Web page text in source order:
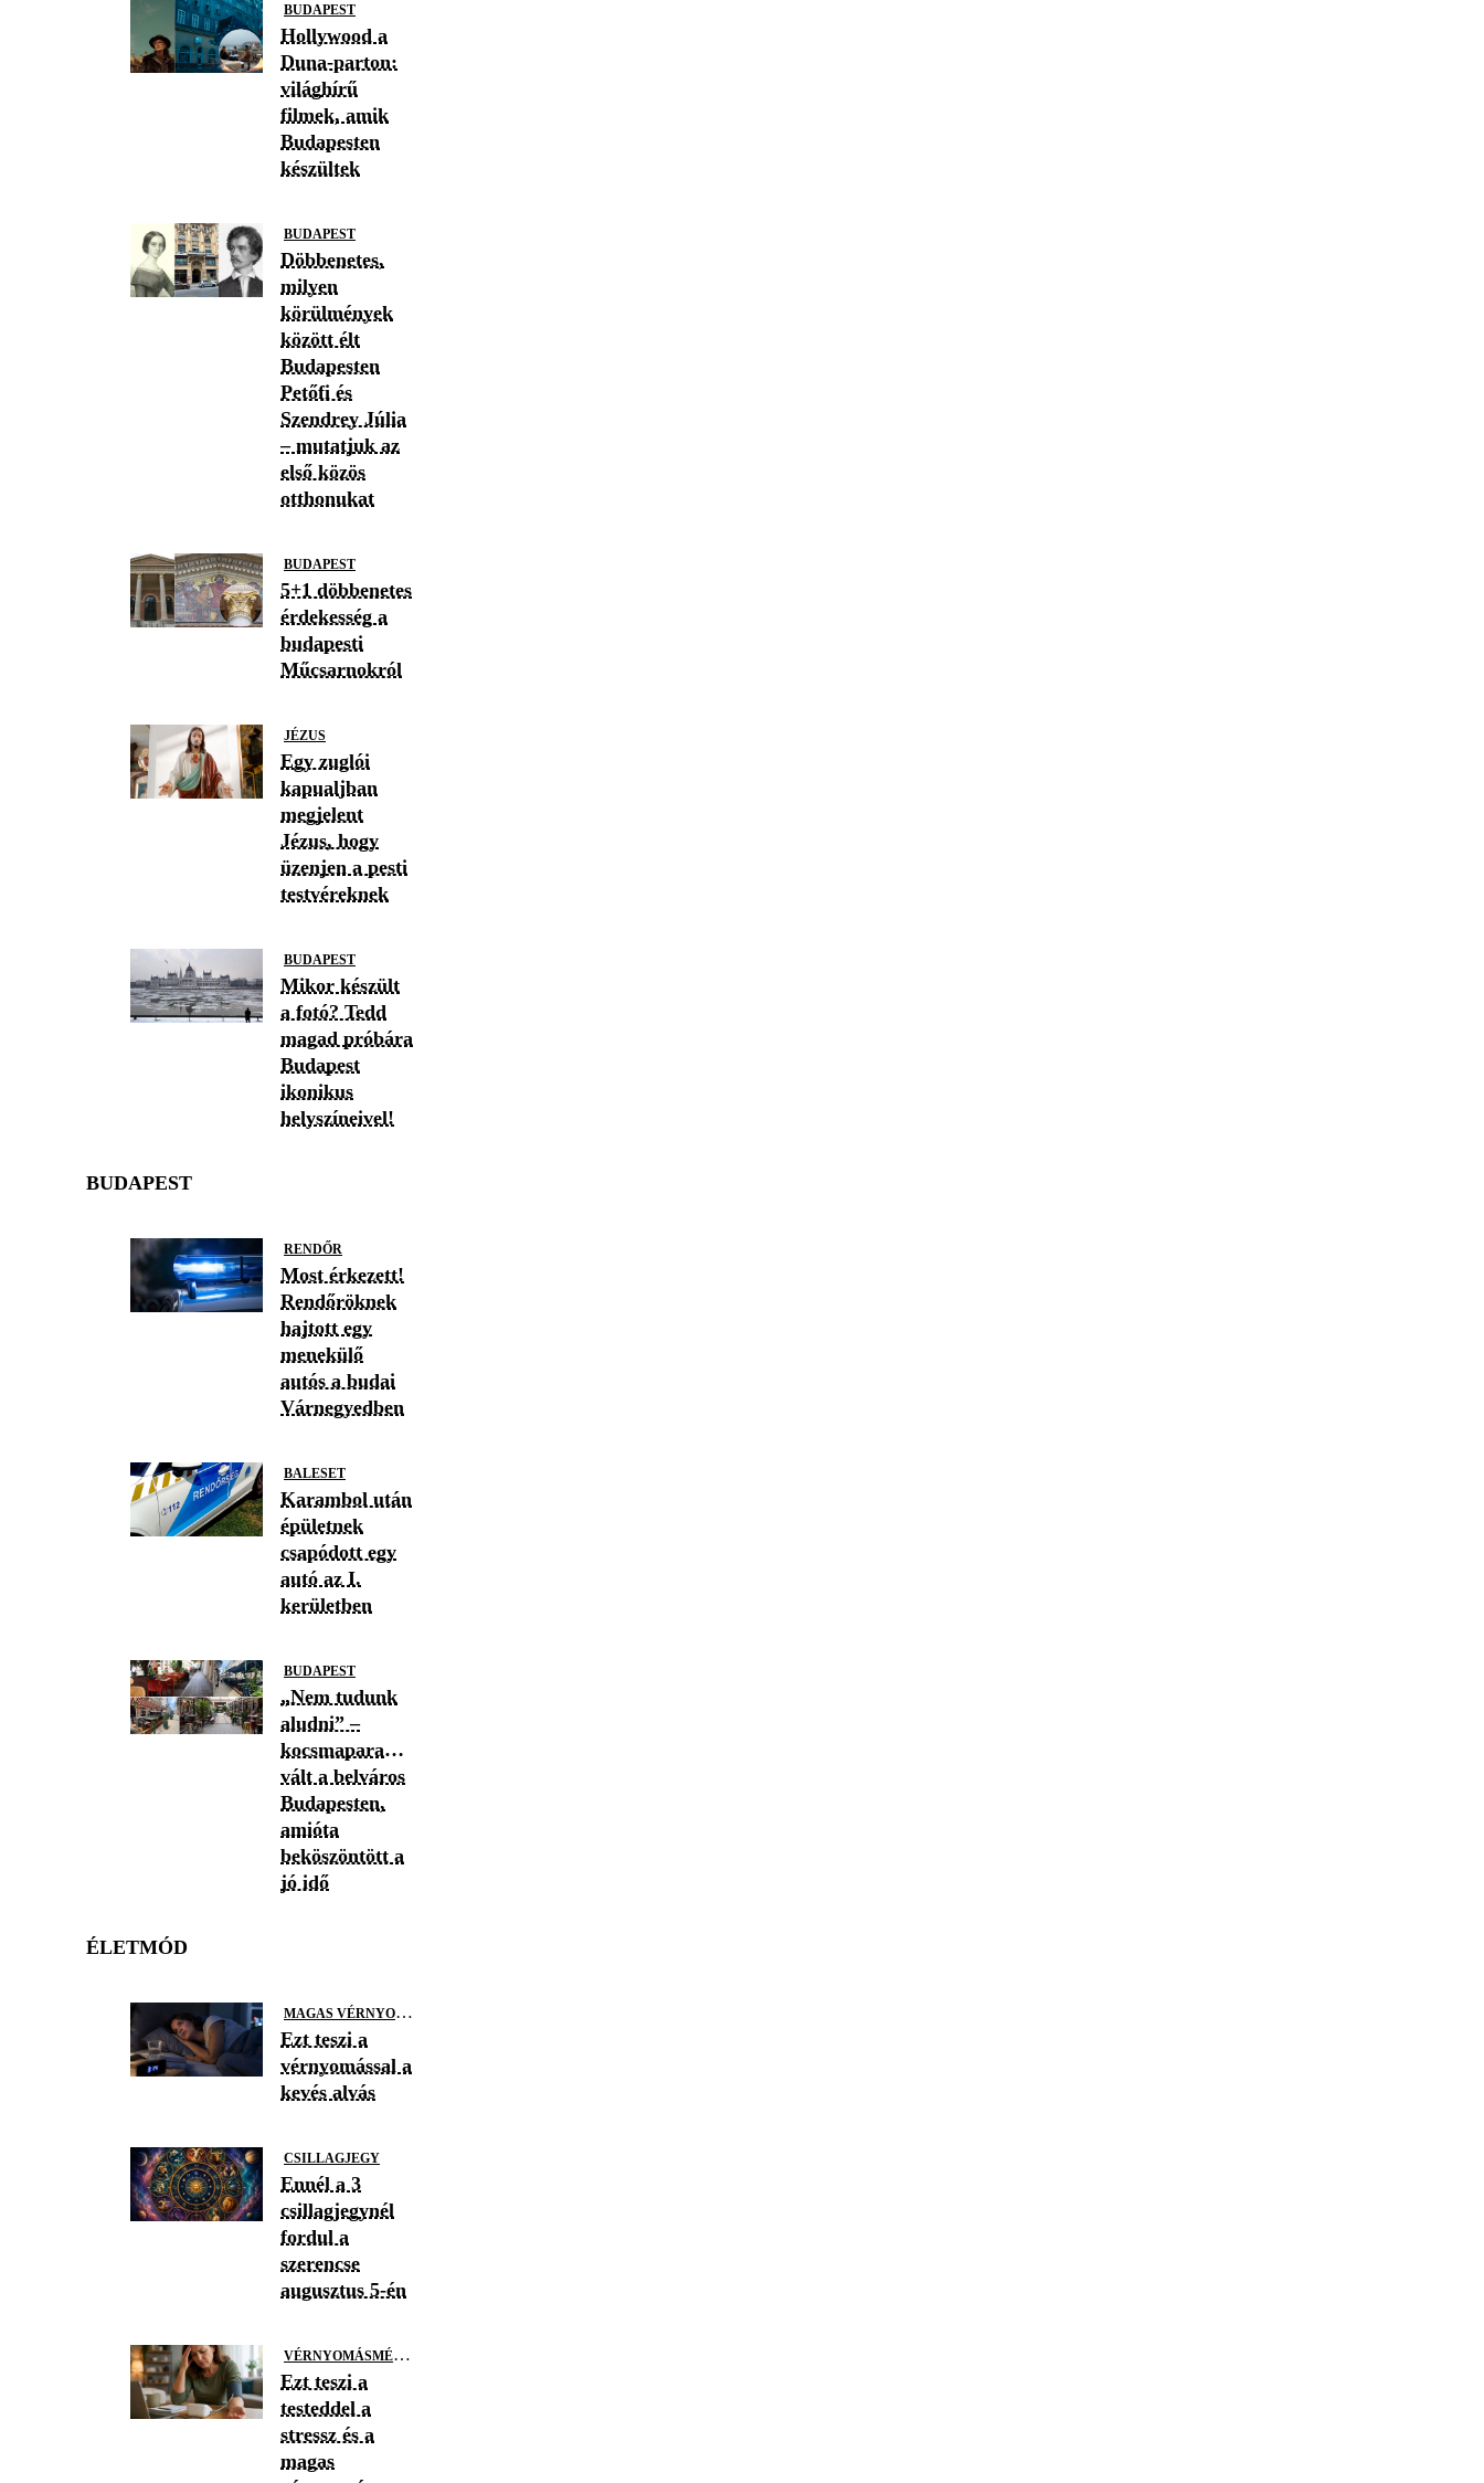
BUDAPEST
Hollywood a
Duna-parton:
világhírű
filmek, amik
Budapesten
készültek
BUDAPEST
Döbbenetes,
milyen
körülmények
között élt
Budapesten
Petőfi és
Szendrey Júlia
– mutatjuk az
első közös
otthonukat
BUDAPEST
5+1 döbbenetes
érdekesség a
budapesti
Műcsarnokról
JÉZUS
Egy zuglói
kapualjban
megjelent
Jézus, hogy
üzenjen a pesti
testvéreknek
BUDAPEST
Mikor készült
a fotó? Tedd
magad próbára
Budapest
ikonikus
helyszíneivel!
BUDAPEST
RENDŐR
Most érkezett!
Rendőröknek
hajtott egy
menekülő
autós a budai
Várnegyedben
BALESET
Karambol után
épületnek
csapódott egy
autó az I.
kerületben
BUDAPEST
„Nem tudunk
aludni” –
kocsmaparadicsommá
vált a belváros
Budapesten,
amióta
beköszöntött a
jó idő
ÉLETMÓD
M
AGAS VÉRNYOMÁS
Ezt teszi a
vérnyomással a
kevés alvás
CSILLAGJEGY
Ennél a 3
csillagjegynél
fordul a
szerencse
augusztus 5-én
V
ÉRNYOMÁSMÉRÉS
Ezt teszi a
testeddel a
stressz és a
magas